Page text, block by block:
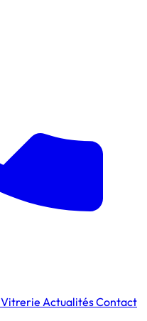
Vitrerie ActualitésContact